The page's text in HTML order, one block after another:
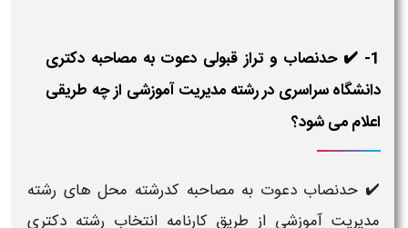
1- ✔️ حدنصاب و تراز قبولی دعوت به مصاحبه دکتری
دانشگاه سراسری در رشته مدیریت آموزشی از چه طریقی
اعلام می شود؟
✔️ حدنصاب دعوت به مصاحبه کدرشته محل های رشته
مدیریت آموزشی از طریق کارنامه انتخاب رشته دکتری